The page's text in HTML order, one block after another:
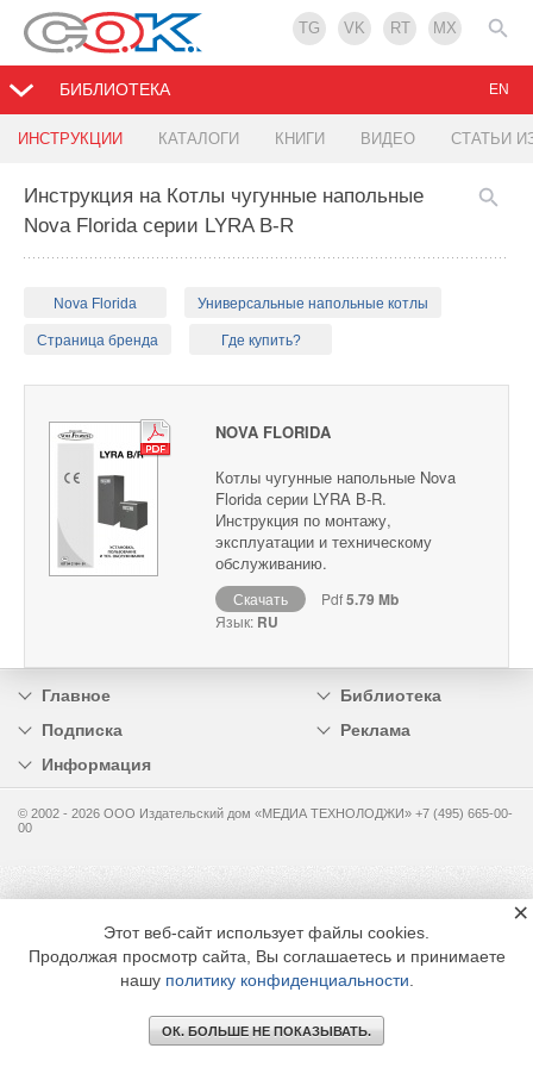
TG VK RT MX
БИБЛИОТЕКА
ИНСТРУКЦИИ КАТАЛОГИ КНИГИ ВИДЕО СТАТЬИ
EN
Инструкция на Котлы чугунные напольные
Nova Florida серии LYRA B-R
Nova Florida Универсальные напольные котлы
Страница бренда Где купить?
NOVA FLORIDA
Котлы чугунные напольные Nova
Florida серии LYRA B-R.
Инструкция по монтажу,
эксплуатации и техническому
обслуживанию.
Скачать Pdf5.79 Mb
Язык: RU
Главное
Библиотека
Подписка
Реклама
Информация
© 2002 - 2026 OOO Издательский дом «МЕДИА ТЕХНОЛОДЖИ» +7 (495) 665-00-
00
Этот веб-сайт использует файлы cookies.
Продолжая просмотр сайта, Вы соглашаетесь и принимаете
нашу политику конфиденциальности
ОК. БОЛЬШЕ НЕ ПОКАЗЫВАТЬ.
×